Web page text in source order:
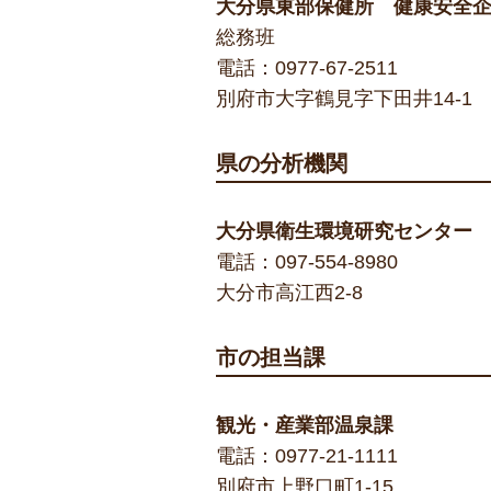
大分県東部保健所 健康安全
総務班
電話： 0977-67-2511
別府市大字鶴見字下田井14-1
県の分析機関
大分県衛生環境研究センター
電話： 097-554-8980
大分市高江西2-8
市の担当課
観光・産業部温泉課
電話： 0977-21-1111